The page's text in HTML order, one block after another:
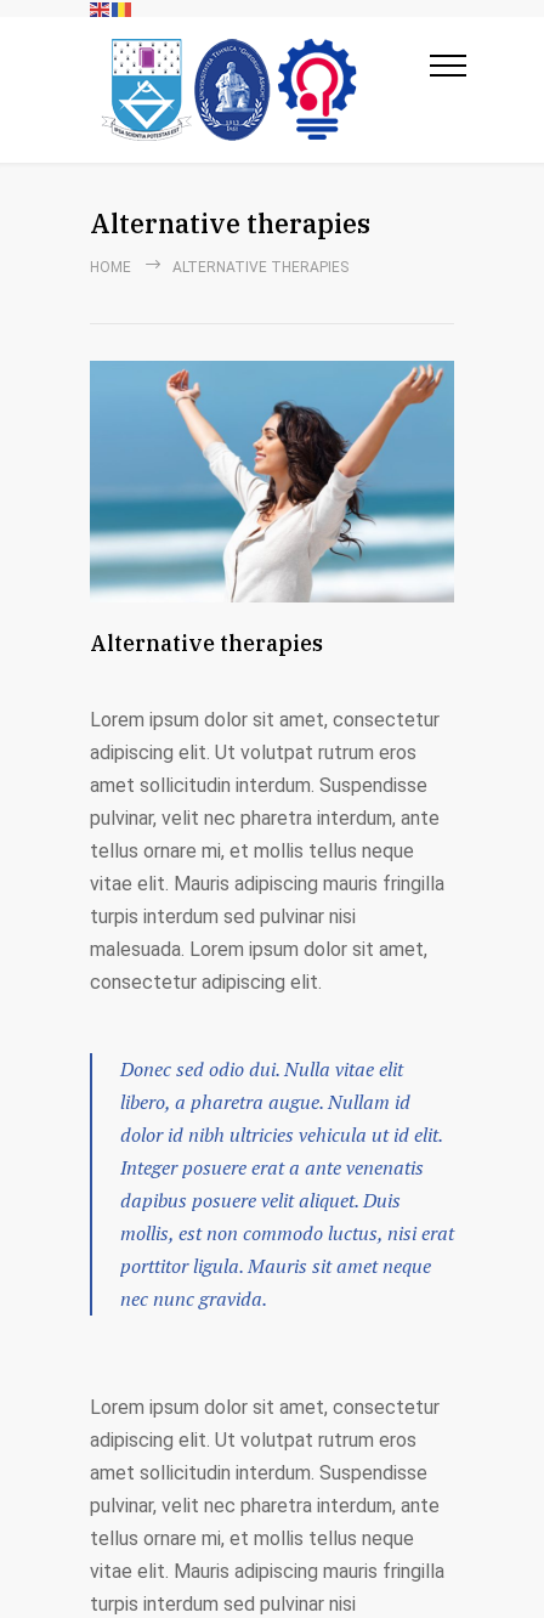
Alternative therapies
HOME ALTERNATIVE THERAPIES
Alternative therapies
Lorem ipsum dolor sit amet, consectetur
adipiscing elit. Ut volutpat rutrum eros
amet sollicitudin interdum. Suspendisse
pulvinar, velit nec pharetra interdum, ante
tellus ornare mi, et mollis tellus neque
vitae elit. Mauris adipiscing mauris fringilla
turpis interdum sed pulvinar nisi
malesuada. Lorem ipsum dolor sit amet,
consectetur adipiscing elit.
Donec sed odio dui. Nulla vitae elit
libero, a pharetra augue. Nullam id
dolor id nibh ultricies vehicula ut id elit.
Integer posuere erat a ante venenatis
dapibus posuere velit aliquet. Duis
mollis, est non commodo luctus, nisi erat
porttitor ligula. Mauris sit amet neque
nec nunc gravida.
Lorem ipsum dolor sit amet, consectetur
adipiscing elit. Ut volutpat rutrum eros
amet sollicitudin interdum. Suspendisse
pulvinar, velit nec pharetra interdum, ante
tellus ornare mi, et mollis tellus neque
vitae elit. Mauris adipiscing mauris fringilla
turpis interdum sed pulvinar nisi